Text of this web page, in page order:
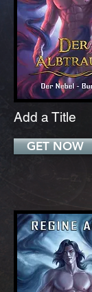
Add a Title
GET NOW